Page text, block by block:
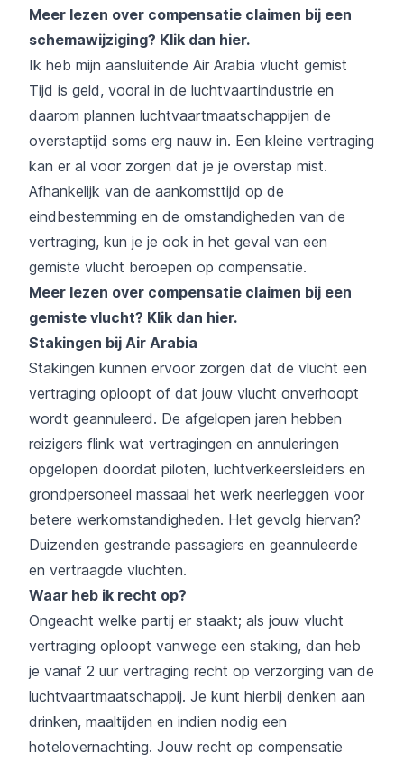
Meer lezen over compensatie claimen bij een
schemawijziging? Klik dan hier.
Ik heb mijn aansluitende Air Arabia vlucht gemist
Tijd is geld, vooral in de luchtvaartindustrie en
daarom plannen luchtvaartmaatschappijen de
overstaptijd soms erg nauw in. Een kleine vertraging
kan er al voor zorgen dat je je overstap mist.
Afhankelijk van de aankomsttijd op de
eindbestemming en de omstandigheden van de
vertraging, kun je je ook in het geval van een
gemiste vlucht beroepen op compensatie.
Meer lezen over compensatie claimen bij een
gemiste vlucht? Klik dan hier.
Stakingen bij Air Arabia
Stakingen kunnen ervoor zorgen dat de vlucht een
vertraging oploopt of dat jouw vlucht onverhoopt
wordt geannuleerd. De afgelopen jaren hebben
reizigers flink wat vertragingen en annuleringen
opgelopen doordat piloten, luchtverkeersleiders en
grondpersoneel massaal het werk neerleggen voor
betere werkomstandigheden. Het gevolg hiervan?
Duizenden gestrande passagiers en geannuleerde
en vertraagde vluchten.
Waar heb ik recht op?
Ongeacht welke partij er staakt; als jouw vlucht
vertraging oploopt vanwege een staking, dan heb
je vanaf 2 uur vertraging recht op verzorging van de
luchtvaartmaatschappij. Je kunt hierbij denken aan
drinken, maaltijden en indien nodig een
hotelovernachting. Jouw recht op compensatie